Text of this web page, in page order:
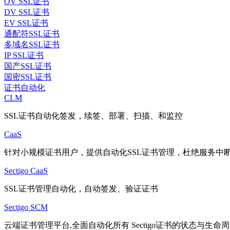
DV SSL证书
EV SSL证书
通配符SSL证书
多域名SSL证书
IP SSL证书
国产SSL证书
国密SSL证书
证书自动化
CLM
SSL证书自动化签发，续签、部署、扫描、和监控
CaaS
针对小规模证书用户，提供自动化SSL证书管理，杜绝服务中
Sectigo CaaS
SSL证书管理自动化，自动签发、验证证书
Sectigo SCM
云端证书管理平台,全面自动化所有 Sectigo证书的状态与生命周